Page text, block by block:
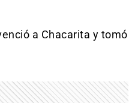
a Chacarita y tomó